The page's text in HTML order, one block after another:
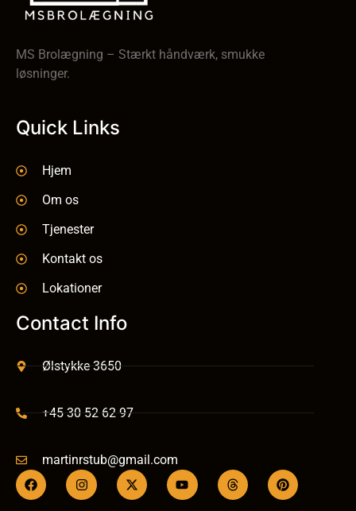
MS Brolægning – Stærkt håndværk, smukke
løsninger.
Quick Links
Hjem
Om os
Tjenester
Kontakt os
Lokationer
Contact Info
Ølstykke 3650
+45 30 52 62 97
martinrstub@gmail.com